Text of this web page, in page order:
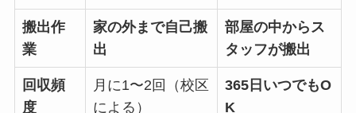
搬出作
業
家の外まで自己搬
出
部屋の中からス
タッフが搬出
回収頻
度
月に1〜2回（校区
による）
365日いつでもO
K